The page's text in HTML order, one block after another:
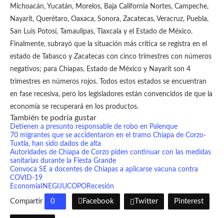
Michoacán, Yucatán, Morelos, Baja California Nortes, Campeche,
Nayarit, Querétaro, Oaxaca, Sonora, Zacatecas, Veracruz, Puebla,
San Luis Potosí, Tamaulipas, Tlaxcala y el Estado de México.
Finalmente, subrayó que la situación más crítica se registra en el
estado de Tabasco y Zacatecas con cinco trimestres con números
negativos; para Chiapas, Estado de México y Nayarit son 4
trimestres en números rojos. Todos estos estados se encuentran
en fase recesiva, pero los legisladores están convencidos de que la
economía se recuperará en los productos.
También te podría gustar
Detienen a presunto responsable de robo en Palenque
70 migrantes que se accidentaron en el tramo Chiapa de Corzo-
Tuxtla, han sido dados de alta
Autoridades de Chiapa de Corzo piden continuar con las medidas
sanitarias durante la Fiesta Grande
Convoca SE a docentes de Chiapas a aplicarse vacuna contra
COVID-19
Economía INEGI JUCOPORecesión
Compartir 0 Facebook Twitter Pinterest